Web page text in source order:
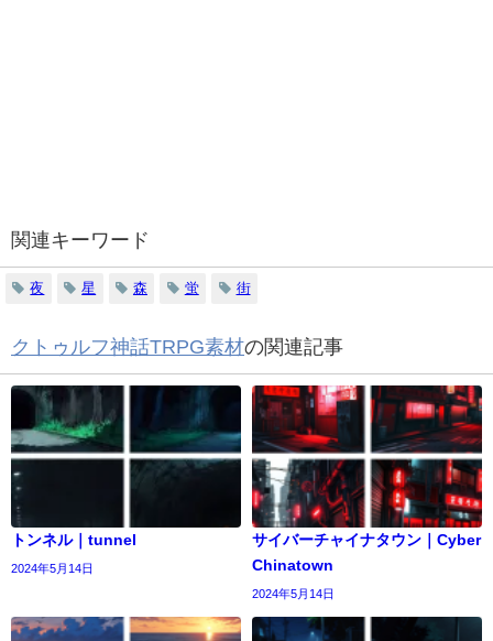
関連キーワード
夜 星 森 蛍 街
クトゥルフ神話TRPG素材の関連記事
トンネル｜tunnel
2024年5月14日
サイバーチャイナタウン｜Cyber
​​Chinatown
2024年5月14日